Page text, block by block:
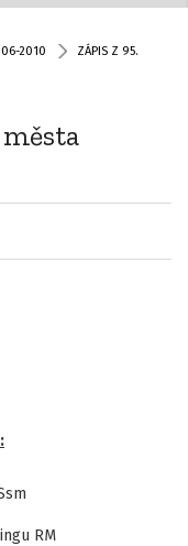
2010
ZÁPIS Z 95.
RM